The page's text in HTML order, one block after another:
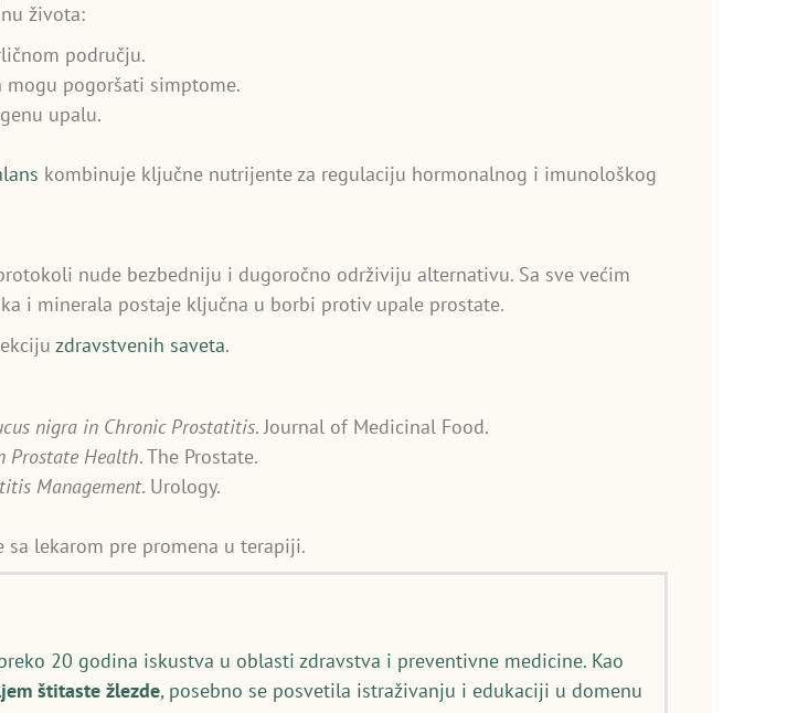
života:
području.
mogu pogoršati simptome.
upalu.
kombinuje ključne nutrijente za regulaciju hormonalnog i imunološkog
nude bezbedniju i dugoročno održiviju alternativu. Sa sve većim
i minerala postaje ključna u borbi protiv upale prostate.
zdravstvenih saveta.
nigra in Chronic Prostatitis. Journal of Medicinal Food.
Prostate Health. The Prostate.
Management. Urology.
sa lekarom pre promena u terapiji.
20 godina iskustva u oblasti zdravstva i preventivne medicine. Kao
štitaste žlezde, posebno se posvetila istraživanju i edukaciji u domenu